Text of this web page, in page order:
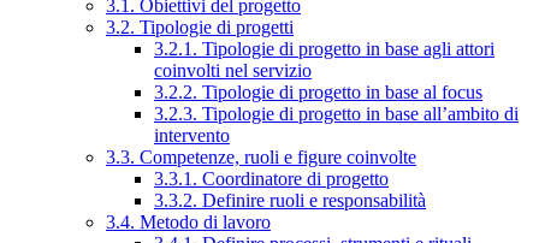
3.1. Obiettivi del progetto
3.2. Tipologie di progetti
3.2.1. Tipologie di progetto in base agli attori
coinvolti nel servizio
3.2.2. Tipologie di progetto in base al focus
3.2.3. Tipologie di progetto in base all’ambito di
intervento
3.3. Competenze, ruoli e figure coinvolte
3.3.1. Coordinatore di progetto
3.3.2. Definire ruoli e responsabilità
3.4. Metodo di lavoro